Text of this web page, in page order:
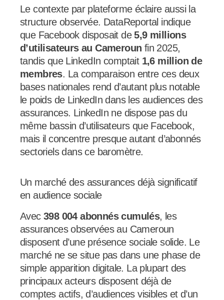
Le contexte par plateforme éclaire aussi la
structure observée. DataReportal indique
que Facebook disposait de5,9 millions
d’utilisateurs au Cameroun fin 2025,
tandis que LinkedIn comptait 1,6 million de
membres. La comparaison entre ces deux
bases nationales rend d’autant plus notable
le poids de LinkedIn dans les audiences des
assurances. LinkedIn ne dispose pas du
même bassin d’utilisateurs que Facebook,
mais il concentre presque autant d’abonnés
sectoriels dans ce baromètre.
Un marché des assurances déjà significatif
en audience sociale
Avec 398 004 abonnés cumulés, les
assurances observées au Cameroun
disposent d’une présence sociale solide. Le
marché ne se situe pas dans une phase de
simple apparition digitale. La plupart des
principaux acteurs disposent déjà de
comptes actifs, d’audiences visibles et d’un